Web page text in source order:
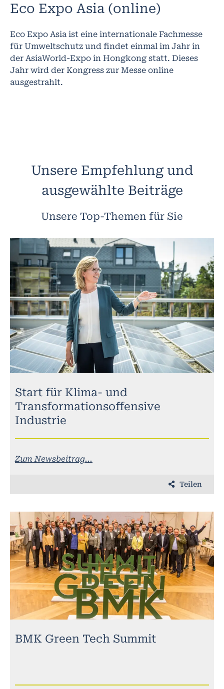
Eco Expo Asia (online)
Eco Expo Asia ist eine internationale Fachmesse
für Umweltschutz und findet einmal im Jahr in
der AsiaWorld-Expo in Hongkong statt. Dieses
Jahr wird der Kongress zur Messe online
ausgestrahlt.
Unsere Empfehlung und
ausgewählte Beiträge
Unsere Top-Themen für Sie
Start für Klima- und
Transformationsoffensive
Industrie
Zum Newsbeitrag...
Teilen
BMK Green Tech Summit